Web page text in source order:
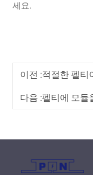
세요.
이전 :적절한 펠티
다음 :펠티에 모듈